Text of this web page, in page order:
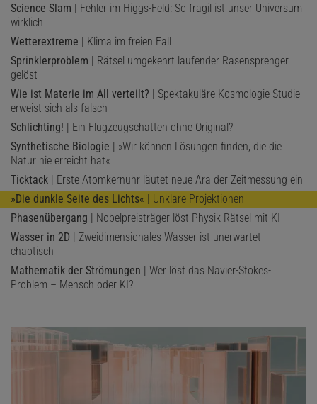
Science Slam | Fehler im Higgs-Feld: So fragil ist unser Universum
wirklich
Wetterextreme | Klima im freien Fall
Sprinklerproblem | Rätsel umgekehrt laufender Rasensprenger
gelöst
Wie ist Materie im All verteilt? | Spektakuläre Kosmologie-Studie
erweist sich als falsch
Schlichting! | Ein Flugzeugschatten ohne Original?
Synthetische Biologie | »Wir können Lösungen finden, die die
Natur nie erreicht hat«
Ticktack | Erste Atomkernuhr läutet neue Ära der Zeitmessung ein
»Die dunkle Seite des Lichts« | Unklare Projektionen
Phasenübergang | Nobelpreisträger löst Physik-Rätsel mit KI
Wasser in 2D | Zweidimensionales Wasser ist unerwartet
chaotisch
Mathematik der Strömungen | Wer löst das Navier-Stokes-
Problem – Mensch oder KI?